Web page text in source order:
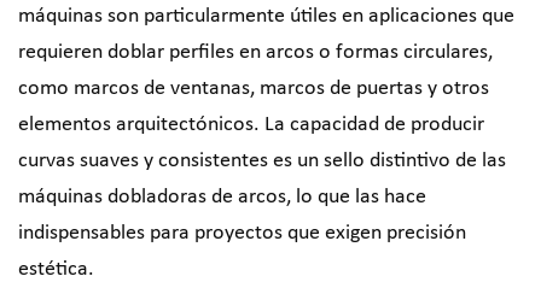
máquinas son particularmente útiles en aplicaciones que
requieren doblar perfiles en arcos o formas circulares,
como marcos de ventanas, marcos de puertas y otros
elementos arquitectónicos. La capacidad de producir
curvas suaves y consistentes es un sello distintivo de las
máquinas dobladoras de arcos, lo que las hace
indispensables para proyectos que exigen precisión
estética.